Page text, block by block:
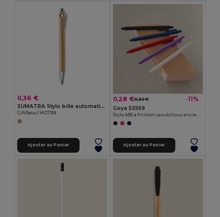
0,36 €
SUMATRA Stylo bille automatique
GiftRetail MO7318
Ajouter au Panier
0,28 €0,32 € -11%
Goya 53569
Ajouter au Panier